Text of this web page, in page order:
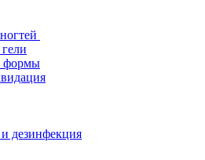
формы
дезинфекция